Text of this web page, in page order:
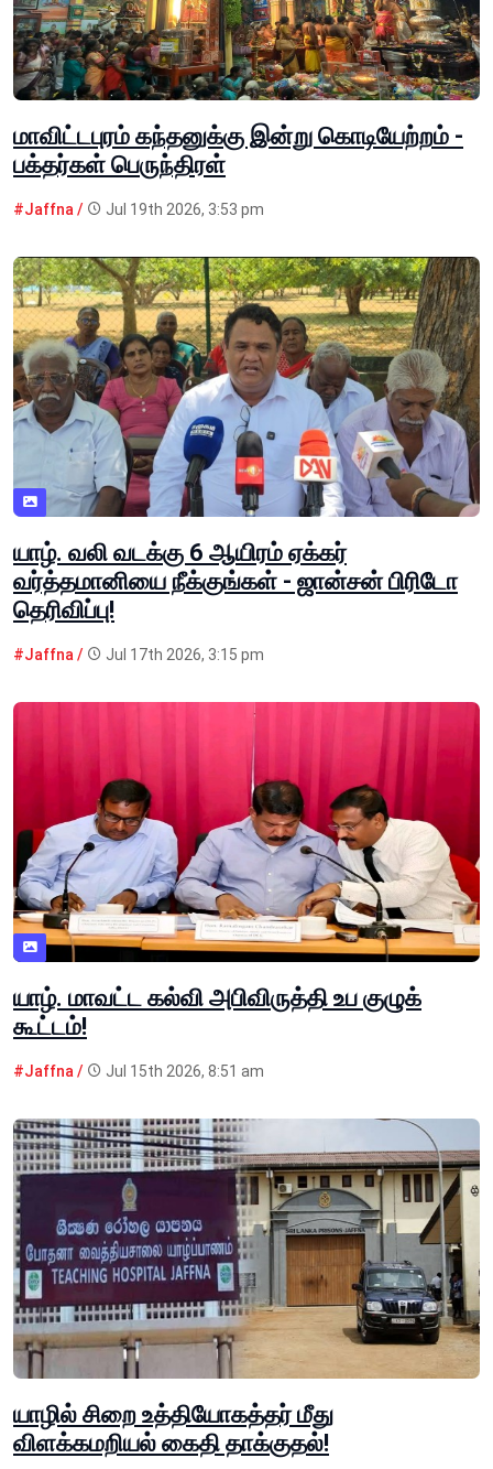
மாவிட்டபுரம் கந்தனுக்கு இன்று கொடியேற்றம் -
பக்தர்கள் பெருந்திரள்
#Jaffna / Jul 19th 2026, 3:53 pm
யாழ். வலி வடக்கு 6 ஆயிரம் ஏக்கர்
வர்த்தமானியை நீக்குங்கள் - ஜான்சன் பிரிடோ
தெரிவிப்பு!
#Jaffna / Jul 17th 2026, 3:15 pm
யாழ். மாவட்ட கல்வி அபிவிருத்தி உப குழுக்
கூட்டம்!
#Jaffna / Jul 15th 2026, 8:51 am
யாழில் சிறை உத்தியோகத்தர் மீது
விளக்கமறியல் கைதி தாக்குதல்!